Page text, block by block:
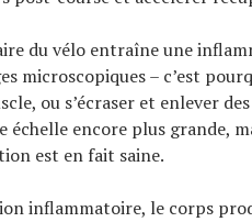
du vélo entraîne une
microscopiques – c’est
ou s’écraser et enlever
échelle encore plus grande,
est en fait saine.
inflammatoire, le corps